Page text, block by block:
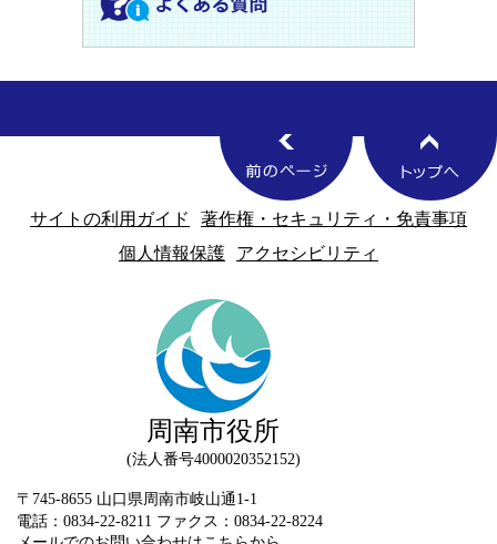
サイトの利用ガイド
著作権・セキュリティ・免責事項
個人情報保護
アクセシビリティ
周南市役所
法人番号4000020352152
〒745-8655 山口県周南市岐山通1-1
電話：0834-22-8211 ファクス：0834-22-8224